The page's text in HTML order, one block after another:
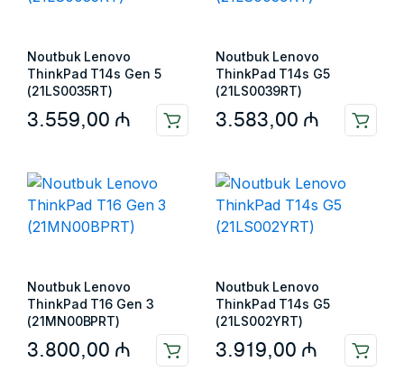
Noutbuk Lenovo
ThinkPad T14s Gen 5
(21LS0035RT)
3.559,00 ₼
Noutbuk Lenovo
ThinkPad T14s G5
(21LS0039RT)
3.583,00 ₼
Noutbuk Lenovo
ThinkPad T16 Gen 3
(21MN00BPRT)
3.800,00 ₼
Noutbuk Lenovo
ThinkPad T14s G5
(21LS002YRT)
3.919,00 ₼